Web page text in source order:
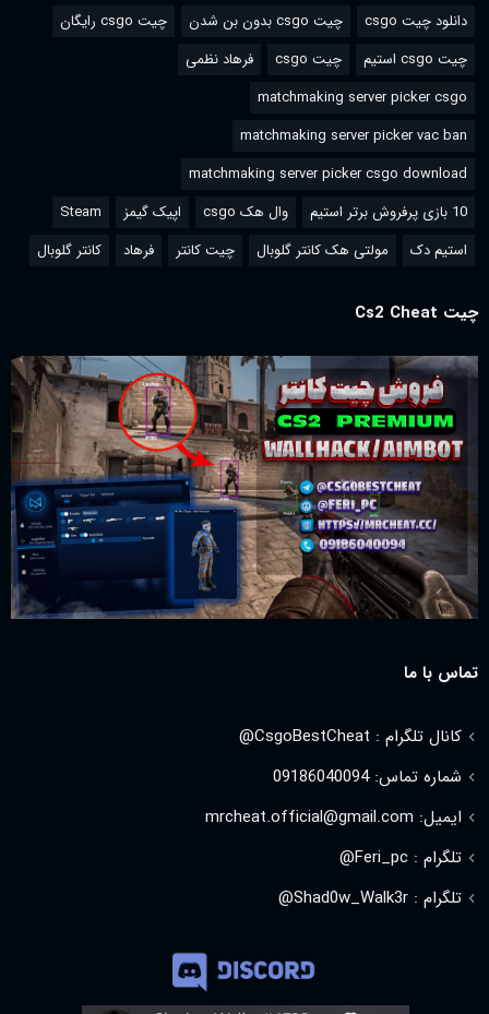
دانلود چیت csgo چیت csgo بدون بن شدن
چیت csgo رایگان
چیت csgo استیم
چیت csgo
فرهاد نظمی
matchmaking server picker csgo
matchmaking server picker vac ban
matchmaking server picker csgo download
10 بازی پرفروش برتر استیم
وال هک csgo اپیک گیمز
Steam
استیم دک
مولتی هک کانتر گلوبال چیت کانتر فرهاد کانتر گلوبال
چیت Cs2 Cheat
تماس با ما
کانال تلگرام : CsgoBestCheat@
شماره تماس: 09186040094
ایمیل: mrcheat.official@gmail.com
تلگرام : Feri_pc@
تلگرام : Shad0w_Walk3r@